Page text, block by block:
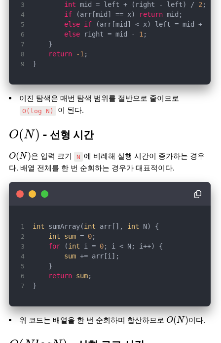
int mid = left + (right - left) / 2
if (arr[mid] == x) return
else if (arr[mid] < x) left = mid +
else right = mid - 1
return
-1
}
이진 탐색은 매번 탐색 범위를 절반으로 줄이므로
O(log N) 이 된다.
O(N)
O(N) - 선형 시간
O(N)
O(N) 은 입력 크기 N 에 비례해 실행 시간이 증가하는 경우
다. 배열 전체를 한 번 순회하는 경우가 대표적이다.
int sumArray(int arr[], int
int
sum = 0
for (int i = 0
sum
return sum
}
위 코드는 배열을 한 번 순회하며 합산하므로 O(N)
O(N) 이다.
O(NlogN)